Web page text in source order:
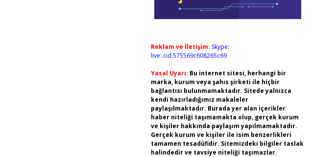
Reklam ve İletişim: Skype:
live:.cid.575569c608265c69
Yasal Uyarı: Bu internet sitesi, herhangi bir
marka, kurum veya şahıs şirketi ile hiçbir
bağlantısı bulunmamaktadır. Sitede yalnızca
kendi hazırladığımız makaleler
paylaşılmaktadır. Burada yer alan içerikler
haber niteliği taşımamakta olup, gerçek kurum
ve kişiler hakkında paylaşım yapılmamaktadır.
Gerçek kurum ve kişiler ile isim benzerlikleri
tamamen tesadüfidir. Sitemizdeki bilgiler taslak
halindedir ve tavsiye niteliği taşımazlar.